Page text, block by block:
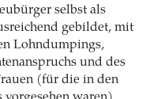
selbst als
gebildet, mit
Lohndumpings,
und des
(für die in den